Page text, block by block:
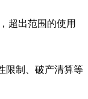
超出范围的使用
限制、破产清算等